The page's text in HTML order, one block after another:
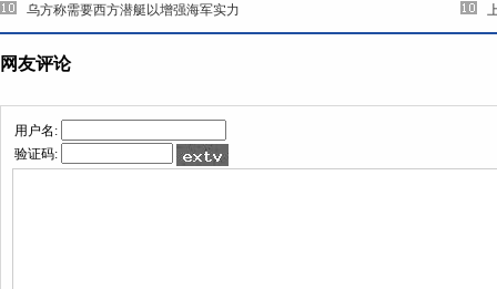
乌方称需要西方潜艇以增强海军实力
网友评论
用户名:
验证码: